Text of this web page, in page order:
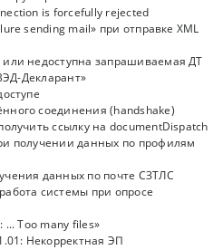
is forcefully rejected
sending mail» при отправке XML
недоступна запрашиваемая ДТ
Декларант»
соединения (handshake)
ссылку на documentDispatch
получении данных по профилям
данных по почте СЗТЛС
системы при опросе
Too many files»
Некорректная ЭП